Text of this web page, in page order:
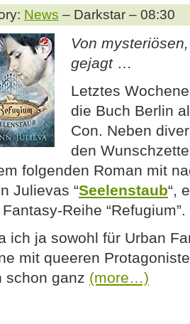
News – Darkstar – 08:30
Von
gejagt…
Letztes
die Buch Berlin
Con. Neben
den
folgenden Roman mit
Julievas “Seelenstaub“,
Reihe “Refugium”.
ich ja sowohl für Urban
mit queeren
schon ganz (more…)